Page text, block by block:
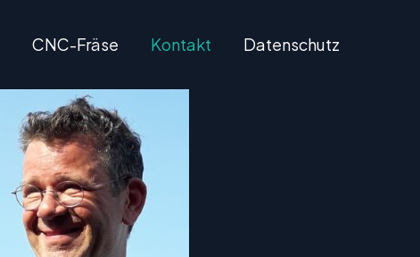
CNC-Fräse Kontakt Datenschutz